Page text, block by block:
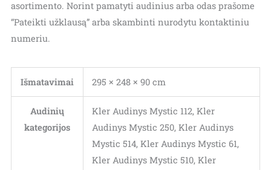
asortimento. Norint pamatyti audinius arba odas prašome
“Pateikti užklausą” arba skambinti nurodytu kontaktiniu
numeriu.
Išmatavimai 295 × 248 × 90 cm
Audinių
kategorijos
Kler Audinys Mystic 112, Kler
Audinys Mystic 250, Kler Audinys
Mystic 514, Kler Audinys Mystic 61,
Kler Audinys Mystic 510, Kler